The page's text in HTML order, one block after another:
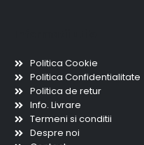
Politica Cookie
Politica Confidentialitate
Politica de retur
Info. Livrare
Termeni si conditii
Despre noi